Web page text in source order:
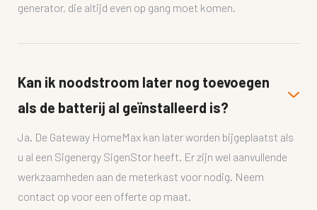
generator, die altijd even op gang moet komen.
Kan ik noodstroom later nog toevoegen
als de batterij al geïnstalleerd is?
Ja. De Gateway HomeMax kan later worden bijgeplaatst als
u al een Sigenergy SigenStor heeft. Er zijn wel aanvullende
werkzaamheden aan de meterkast voor nodig. Neem
contact op voor een offerte op maat.